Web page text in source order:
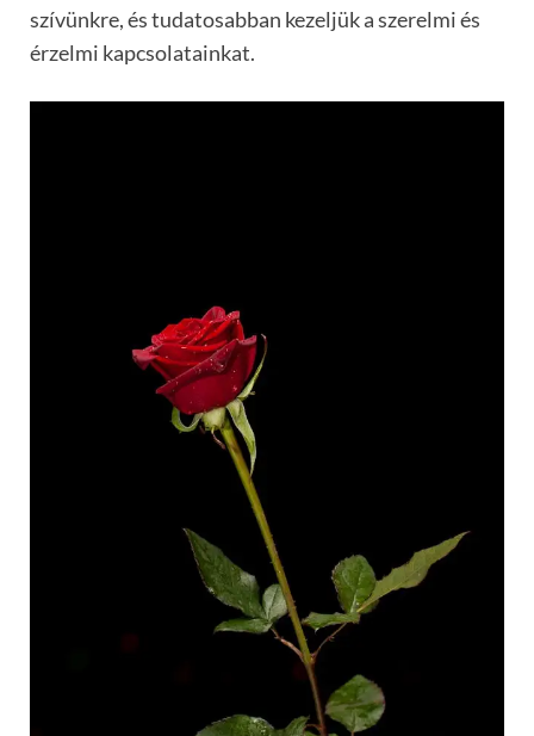
szívünkre, és tudatosabban kezeljük a szerelmi és
érzelmi kapcsolatainkat.